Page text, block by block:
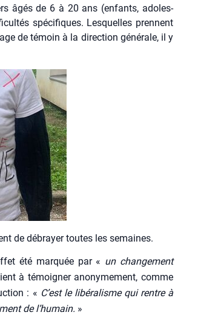
âgés de 6 à 20 ans (enfants, ado­les­
spé­ci­fiques. Les­quelles prennent
de témoin à la direc­tion géné­rale, il y
de débrayer toutes les semaines.
été mar­quée par « un chan­ge­ment
à témoi­gner ano­ny­me­ment, comme
: « C’est le libé­ra­lisme qui rentre à
de l’humain. »